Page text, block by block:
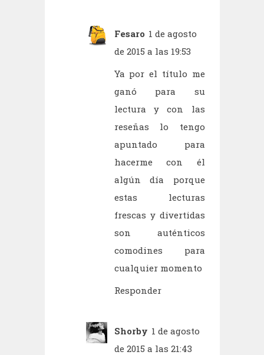
Fesaro 1 de agosto
de 2015 a las 19:53
Ya por el título me
ganó para su
lectura y con las
reseñas lo tengo
apuntado para
hacerme con él
algún día porque
estas lecturas
frescas y divertidas
son auténticos
comodines para
cualquier momento
Responder
Shorby 1 de agosto
de 2015 a las 21:43